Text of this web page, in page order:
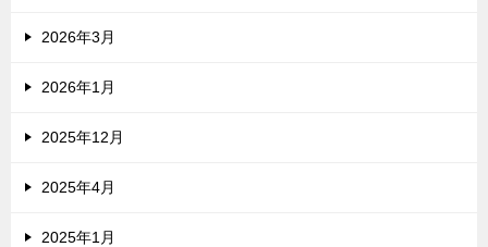
2026年3月
2026年1月
2025年12月
2025年4月
2025年1月